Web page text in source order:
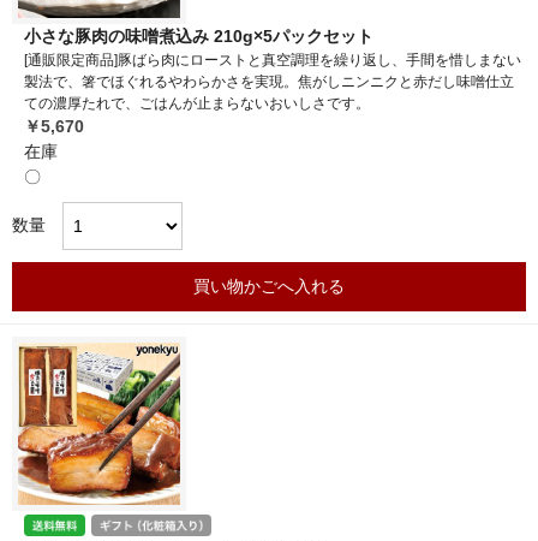
小さな豚肉の味噌煮込み 210g×5パックセット
[通販限定商品]豚ばら肉にローストと真空調理を繰り返し、手間を惜しまない
製法で、箸でほぐれるやわらかさを実現。焦がしニンニクと赤だし味噌仕立
ての濃厚たれで、ごはんが止まらないおいしさです。
￥5,670
在庫
〇
数量
買い物かごへ入れる